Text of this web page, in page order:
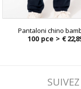
Pantaloni chino
100 pce > €